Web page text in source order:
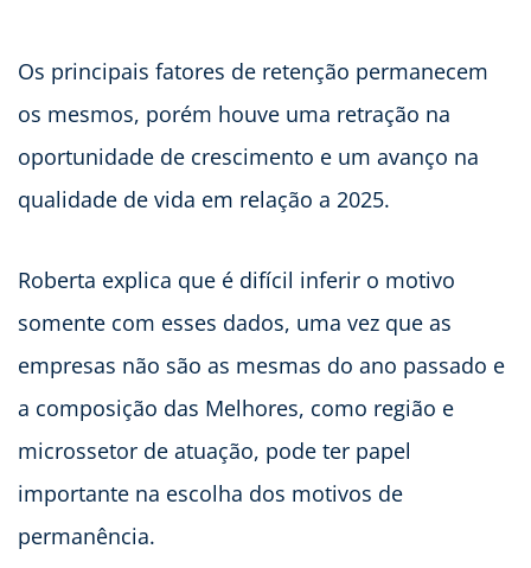
Os principais fatores de retenção permanecem
os mesmos, porém houve uma retração na
oportunidade de crescimento e um avanço na
qualidade de vida em relação a 2025.
Roberta explica que é difícil inferir o motivo
somente com esses dados, uma vez que as
empresas não são as mesmas do ano passado e
a composição das Melhores, como região e
microssetor de atuação, pode ter papel
importante na escolha dos motivos de
permanência.